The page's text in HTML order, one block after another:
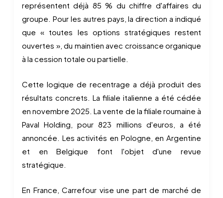
représentent déjà 85 % du chiffre d'affaires du
groupe. Pour les autres pays, la direction a indiqué
que « toutes les options stratégiques restent
ouvertes », du maintien avec croissance organique
à la cession totale ou partielle.
Cette logique de recentrage a déjà produit des
résultats concrets. La filiale italienne a été cédée
en novembre 2025. La vente de la filiale roumaine à
Paval Holding, pour 823 millions d'euros, a été
annoncée. Les activités en Pologne, en Argentine
et en Belgique font l'objet d'une revue
stratégique.
En France, Carrefour vise une part de marché de